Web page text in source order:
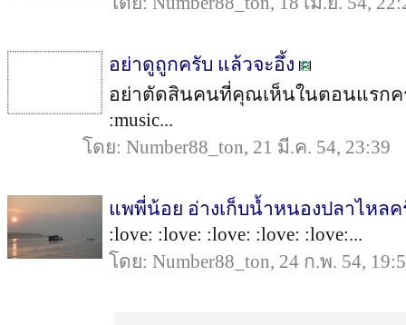
อย่าดูถูกครับ แล้วจะอึ้ง
อย่าตัดสินคนที่คุณเห็นในตอนแรกครับ
:music...
โดย: Number88_ton, 21 มี.ค. 54, 23:39
แพพี่น้อย อ่างเก็บน้ำหนองปลาไหลค
:love: :love: :love: :love: :love:...
โดย: Number88_ton, 24 ก.พ. 54,